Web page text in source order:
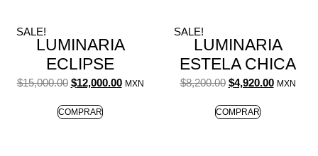
SALE!
LUMINARIA
ECLIPSE
$15,000.00 $12,000.00 MXN
COMPRAR
SALE!
LUMINARIA
ESTELA CHICA
$8,200.00 $4,920.00 MXN
COMPRAR